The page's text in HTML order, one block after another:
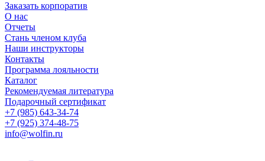
Заказать корпоратив
О нас
Отчеты
Стань членом клуба
Наши инструкторы
Контакты
Программа лояльности
Каталог
Рекомендуемая литература
Подарочный сертификат
+7 (985) 643-34-74
+7 (925) 374-48-75
info@wolfin.ru